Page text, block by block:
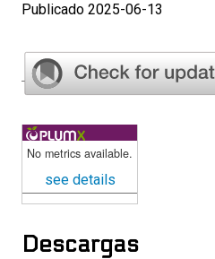
Publicado 2025-06-13
No metrics available.
see details
Descargas